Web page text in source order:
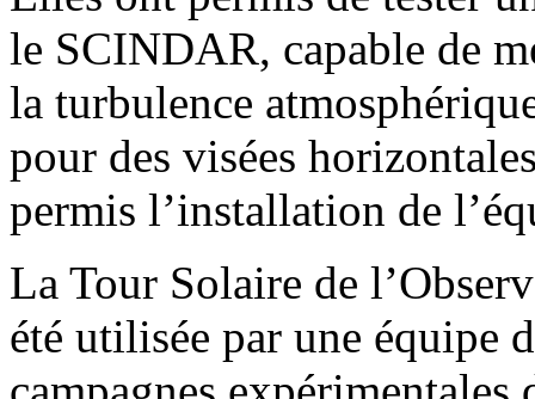
le SCINDAR, capable de
la turbulence
pour des visées
permis l’installation de
La Tour Solaire de
été utilisée par une équipe